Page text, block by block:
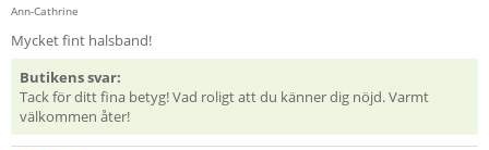
Ann-Cathrine
Mycket fint halsband!
Butikens svar:
Tack för ditt fina betyg! Vad roligt att du känner dig nöjd. Varmt
välkommen åter!